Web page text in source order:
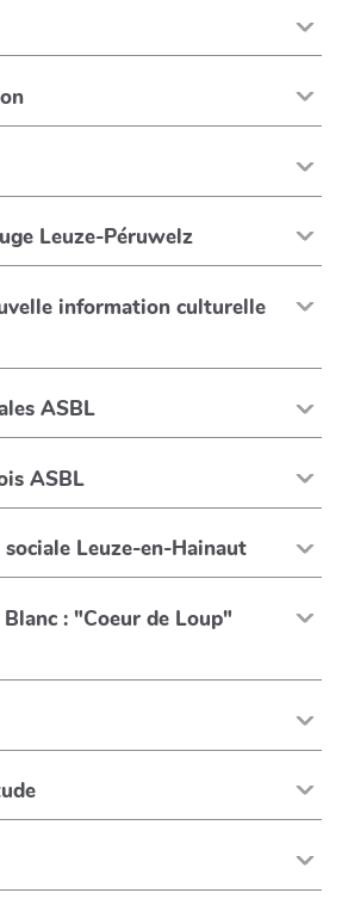
Leuze-Péruwelz
information culturelle
ASBL
ASBL
sociale Leuze-en-Hainaut
: "Coeur de Loup"